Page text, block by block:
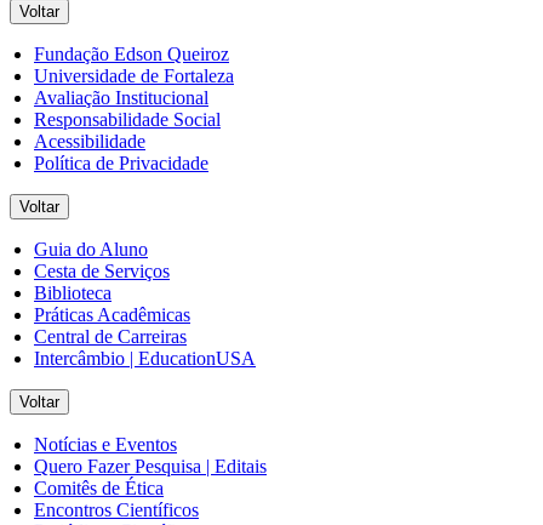
Voltar
Fundação Edson Queiroz
Universidade de Fortaleza
Avaliação Institucional
Responsabilidade Social
Acessibilidade
Política de Privacidade
Voltar
Guia do Aluno
Cesta de Serviços
Biblioteca
Práticas Acadêmicas
Central de Carreiras
Intercâmbio | EducationUSA
Voltar
Notícias e Eventos
Quero Fazer Pesquisa | Editais
Comitês de Ética
Encontros Científicos